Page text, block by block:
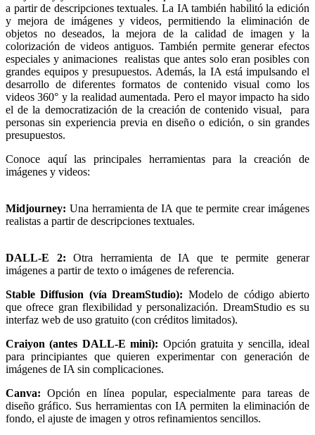
a partir de descripciones textuales. La IA también habilitó la edición
y mejora de imágenes y videos, permitiendo la eliminación de
objetos no deseados, la mejora de la calidad de imagen y la
colorización de videos antiguos. También permite generar efectos
especiales y animaciones realistas que antes solo eran posibles con
grandes equipos y presupuestos. Además, la IA está impulsando el
desarrollo de diferentes formatos de contenido visual como los
videos 360° y la realidad aumentada. Pero el mayor impacto ha sido
el de la democratización de la creación de contenido visual, para
personas sin experiencia previa en diseño o edición, o sin grandes
presupuestos.
Conoce aquí las principales herramientas para la creación de
imágenes y videos:
Midjourney: Una herramienta de IA que te permite crear imágenes
realistas a partir de descripciones textuales.
DALL-E 2:Otra herramienta de IA que te permite generar
imágenes a partir de texto o imágenes de referencia.
Stable Diffusion (vía DreamStudio): Modelo de código abierto
que ofrece gran flexibilidad y personalización. DreamStudio es su
interfaz web de uso gratuito (con créditos limitados).
Craiyon (antes DALL-E mini): Opción gratuita y sencilla, ideal
para principiantes que quieren experimentar con generación de
imágenes de IA sin complicaciones.
Canva: Opción en línea popular, especialmente para tareas de
diseño gráfico. Sus herramientas con IA permiten la eliminación de
fondo, el ajuste de imagen y otros refinamientos sencillos.